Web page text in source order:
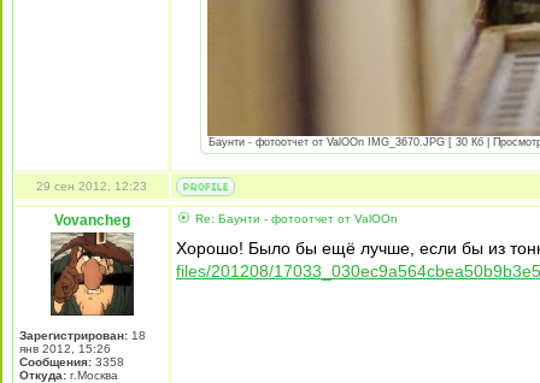
Баунти - фотоотчет от ValOOn IMG_3670.JPG [ 30 Кб |
29 сен 2012, 12:23
Vovancheg
Зарегистрирован: 18
янв 2012, 15:26
Сообщения: 3358
Откуда: г.Москва
Re: Баунти - фотоотчет от ValOOn
Хорошо! Было бы ещё лучше, если бы из
files/201208/